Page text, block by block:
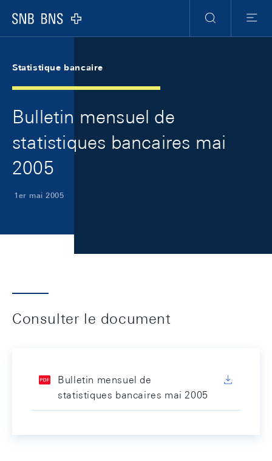
Logo
RechercheMenu
Statistique bancaire
Bulletin mensuel de
statistiques bancaires mai
2005
1er mai 2005
Consulter le document
Bulletin mensuel de
statistiques bancaires mai 2005